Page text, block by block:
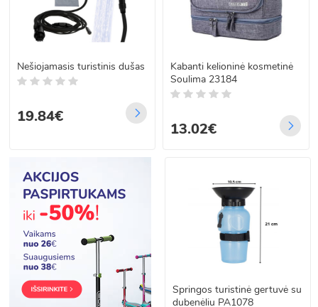
Nešiojamasis turistinis dušas
19.84€
Kabanti kelioninė kosmetinė
Soulima 23184
13.02€
Springos turistinė gertuvė su
dubenėliu PA1078